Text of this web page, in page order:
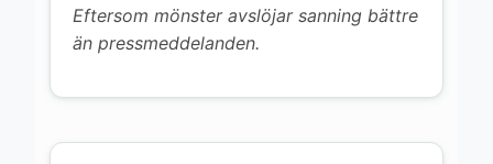
Eftersom mönster avslöjar sanning bättre
än pressmeddelanden.